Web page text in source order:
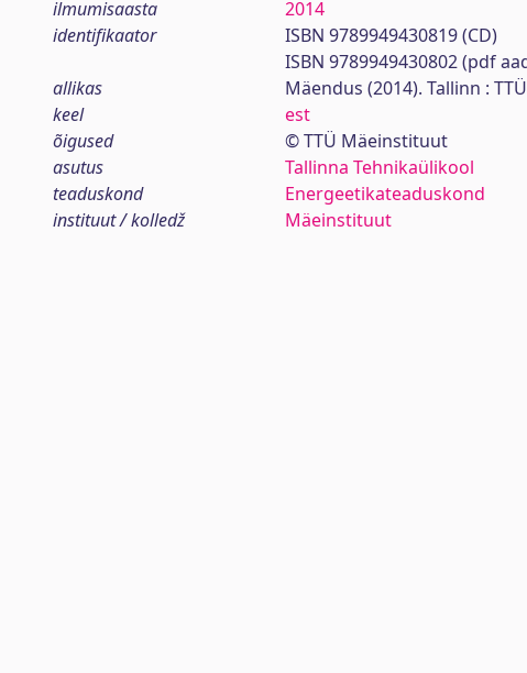
ilmumisaasta
2014
identifikaator
ISBN 9789949430819 (CD)
ISBN 9789949430802 (pdf
allikas
Mäendus (2014). Tallinn :
keel
est
õigused
© TTÜ Mäeinstituut
asutus
Tallinna Tehnikaülikool
teaduskond
Energeetikateaduskond
instituut / kolledž
Mäeinstituut